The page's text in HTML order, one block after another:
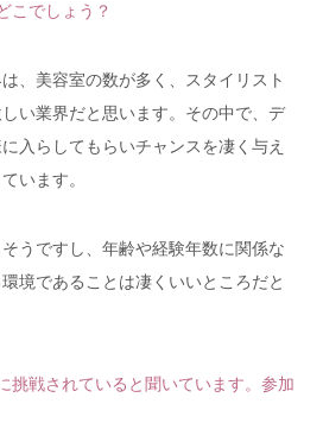
こでしょう？
、美容室の数が多く、スタイリスト
い業界だと思います。その中で、デ
入らしてもらいチャンスを凄く与え
います。
うですし、年齢や経験年数に関係な
境であることは凄くいいところだと
挑戦されていると聞いています。参加